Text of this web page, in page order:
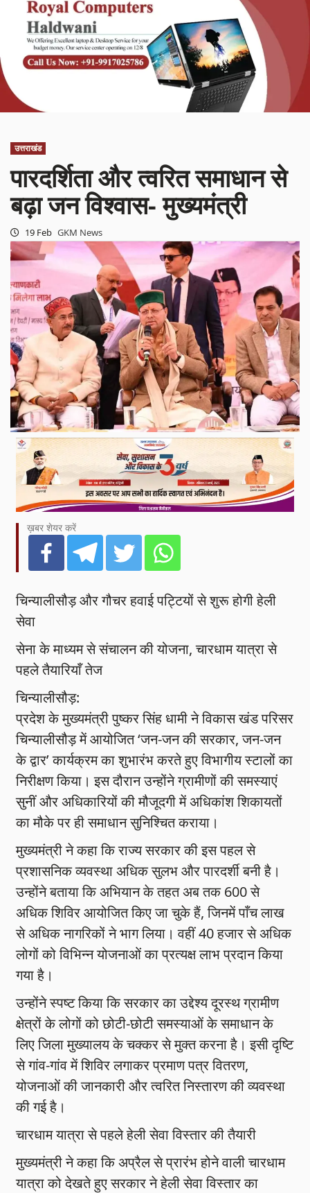
उत्तराखंड
पारदर्शिता और त्वरित समाधान से
बढ़ा जन विश्वास- मुख्यमंत्री
19 Feb GKM News
ख़बर शेयर करें
चिन्यालीसौड़ और गौचर हवाई पट्टियों से शुरू होगी हेली
सेवा
सेना के माध्यम से संचालन की योजना, चारधाम यात्रा से
पहले तैयारियाँ तेज
चिन्यालीसौड़:
प्रदेश के मुख्यमंत्री पुष्कर सिंह धामी ने विकास खंड परिसर
चिन्यालीसौड़ में आयोजित ‘जन-जन की सरकार, जन-जन
के द्वार’ कार्यक्रम का शुभारंभ करते हुए विभागीय स्टालों का
निरीक्षण किया। इस दौरान उन्होंने ग्रामीणों की समस्याएं
सुनीं और अधिकारियों की मौजूदगी में अधिकांश शिकायतों
का मौके पर ही समाधान सुनिश्चित कराया।
मुख्यमंत्री ने कहा कि राज्य सरकार की इस पहल से
प्रशासनिक व्यवस्था अधिक सुलभ और पारदर्शी बनी है।
उन्होंने बताया कि अभियान के तहत अब तक 600 से
अधिक शिविर आयोजित किए जा चुके हैं, जिनमें पाँच लाख
से अधिक नागरिकों ने भाग लिया। वहीं 40 हजार से अधिक
लोगों को विभिन्न योजनाओं का प्रत्यक्ष लाभ प्रदान किया
गया है।
उन्होंने स्पष्ट किया कि सरकार का उद्देश्य दूरस्थ ग्रामीण
क्षेत्रों के लोगों को छोटी-छोटी समस्याओं के समाधान के
लिए जिला मुख्यालय के चक्कर से मुक्त करना है। इसी दृष्टि
से गांव-गांव में शिविर लगाकर प्रमाण पत्र वितरण,
योजनाओं की जानकारी और त्वरित निस्तारण की व्यवस्था
की गई है।
चारधाम यात्रा से पहले हेली सेवा विस्तार की तैयारी
मुख्यमंत्री ने कहा कि अप्रैल से प्रारंभ होने वाली चारधाम
यात्रा को देखते हुए सरकार ने हेली सेवा विस्तार का